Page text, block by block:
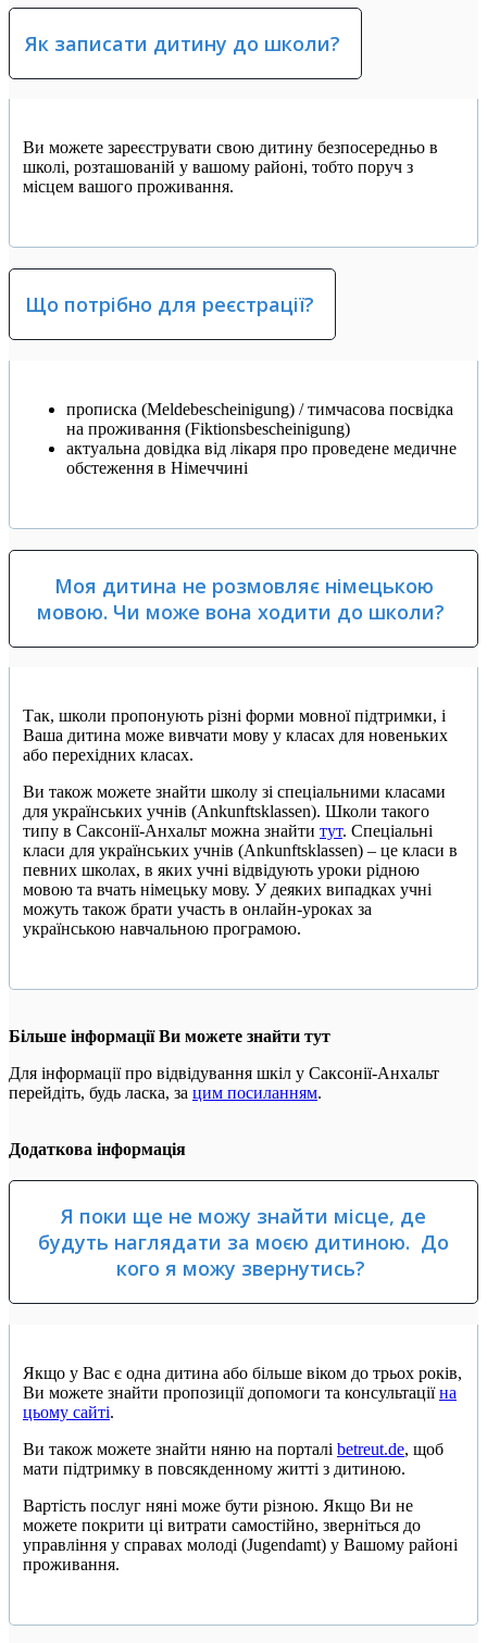
Як записати дитину до школи?
Ви можете зареєструвати свою дитину безпосередньо в
школі, розташованій у вашому районі, тобто поруч з
місцем вашого проживання.
Що потрібно для реєстрації?
прописка (Meldebescheinigung) / тимчасова посвідка
на проживання (Fiktionsbescheinigung)
актуальна довідка від лікаря про проведене медичне
обстеження в Німеччині
Моя дитина не розмовляє німецькою
мовою. Чи може вона ходити до школи?
Так, школи пропонують різні форми мовної підтримки, і
Ваша дитина може вивчати мову у класах для новеньких
або перехідних класах.
Ви також можете знайти школу зі спеціальними класами
для українських учнів (Ankunftsklassen). Школи такого
типу в Саксонії-Анхальт можна знайти тут. Спеціальні
класи для українських учнів (Ankunftsklassen) – це класи в
певних школах, в яких учні відвідують уроки рідною
мовою та вчать німецьку мову. У деяких випадках учні
можуть також брати участь в онлайн-уроках за
українською навчальною програмою.
Більше інформації Ви можете знайти тут
Для інформації про відвідування шкіл у Саксонії-Анхальт
перейдіть, будь ласка, за цим посиланням.
Додаткова інформація
Я поки ще не можу знайти місце, де
будуть наглядати за моєю дитиною. До
кого я можу звернутись?
Якщо у Вас є одна дитина або більше віком до трьох років,
Ви можете знайти пропозиції допомоги та консультаціїна
цьому сайті.
Ви також можете знайти няню на порталі betreut.de, щоб
мати підтримку в повсякденному житті з дитиною.
Вартість послуг няні може бути різною. Якщо Ви не
можете покрити ці витрати самостійно, зверніться до
управління у справах молоді (Jugendamt) у Вашому районі
проживання.